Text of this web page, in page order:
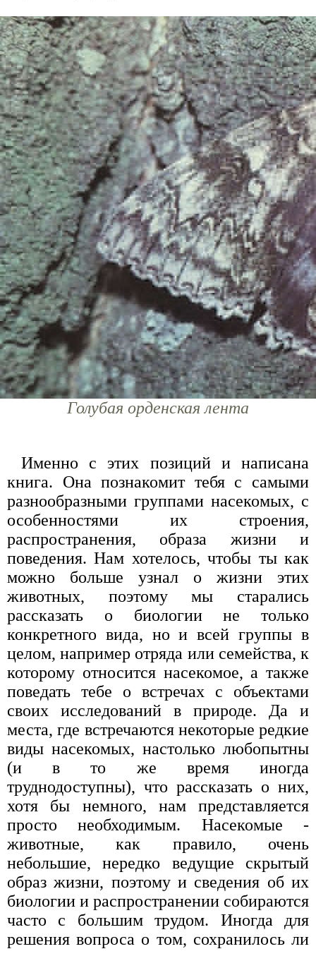
Голубая орденская лента
Именно с этих позиций и написана
книга. Она познакомит тебя с самыми
разнообразными группами насекомых, с
особенностями их строения,
распространения, образа жизни и
поведения. Нам хотелось, чтобы ты как
можно больше узнал о жизни этих
животных, поэтому мы старались
рассказать о биологии не только
конкретного вида, но и всей группы в
целом, например отряда или семейства, к
которому относится насекомое, а также
поведать тебе о встречах с объектами
своих исследований в природе. Да и
места, где встречаются некоторые редкие
виды насекомых, настолько любопытны
(и в то же время иногда
труднодоступны), что рассказать о них,
хотя бы немного, нам представляется
просто необходимым. Насекомые -
животные, как правило, очень
небольшие, нередко ведущие скрытый
образ жизни, поэтому и сведения об их
биологии и распространении собираются
часто с большим трудом. Иногда для
решения вопроса о том, сохранилось ли